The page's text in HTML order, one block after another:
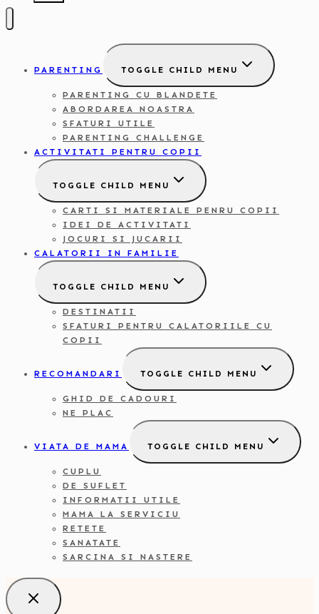
PARENTING TOGGLE CHILD MENU
PARENTING CU BLANDETE
ABORDAREA NOASTRA
SFATURI UTILE
PARENTING CHALLENGE
ACTIVITATI PENTRU COPII
TOGGLE CHILD MENU
CARTI SI MATERIALE PENRU COPII
IDEI DE ACTIVITATI
JOCURI SI JUCARII
CALATORII IN FAMILIE
TOGGLE CHILD MENU
DESTINATII
SFATURI PENTRU CALATORIILE CU
COPII
RECOMANDARI TOGGLE CHILD MENU
GHID DE CADOURI
NE PLAC
VIATA DE MAMA TOGGLE CHILD MENU
CUPLU
DE SUFLET
INFORMATII UTILE
MAMA LA SERVICIU
RETETE
SANATATE
SARCINA SI NASTERE